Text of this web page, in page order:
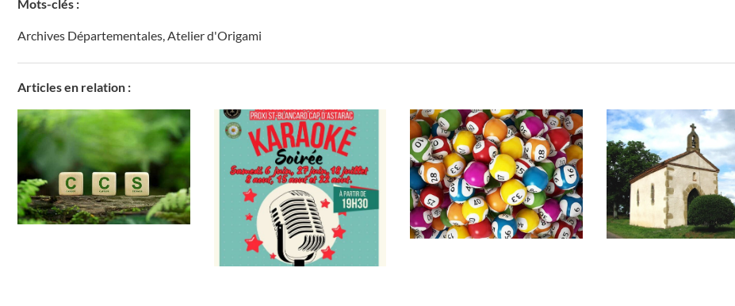
Mots-clés :
Archives Départementales Atelier d'Origami
Articles en relation :